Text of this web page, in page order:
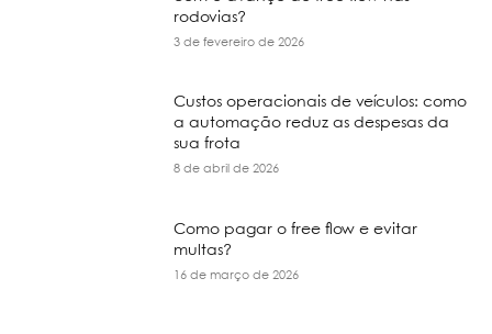
rodovias?
3 de fevereiro de 2026
Custos operacionais de veículos: como
a automação reduz as despesas da
sua frota
8 de abril de 2026
Como pagar o free flow e evitar
multas?
16 de março de 2026